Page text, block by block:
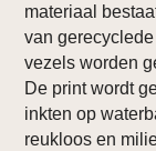
materiaal
van
vezels worden
De print wordt
inkten op
reukloos en